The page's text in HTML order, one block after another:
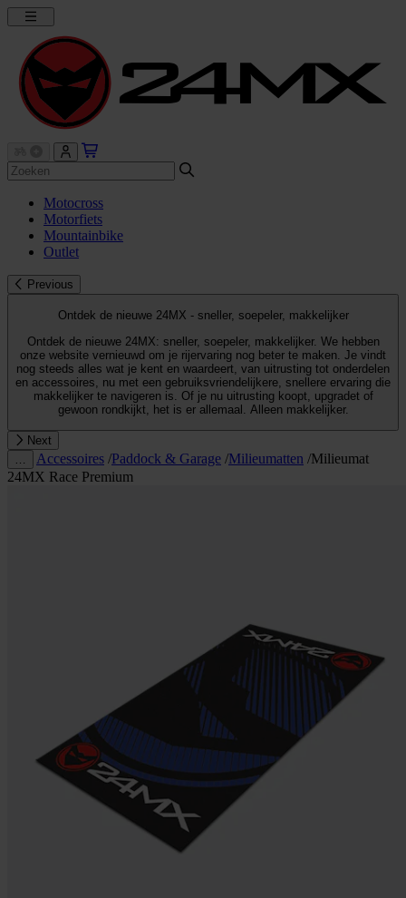
Motocross
Motorfiets
Mountainbike
Outlet
Previous
Ontdek de nieuwe 24MX - sneller, soepeler, makkelijker
Ontdek de nieuwe 24MX: sneller, soepeler, makkelijker. We hebben
onze website vernieuwd om je rijervaring nog beter te maken. Je vindt
nog steeds alles wat je kent en waardeert, van uitrusting tot onderdelen
en accessoires, nu met een gebruiksvriendelijkere, snellere ervaring die
makkelijker te navigeren is. Of je nu uitrusting koopt, upgradet of
gewoon rondkijkt, het is er allemaal. Alleen makkelijker.
Next
Accessoires /Paddock & Garage /Milieumatten /Milieumat
24MX Race Premium